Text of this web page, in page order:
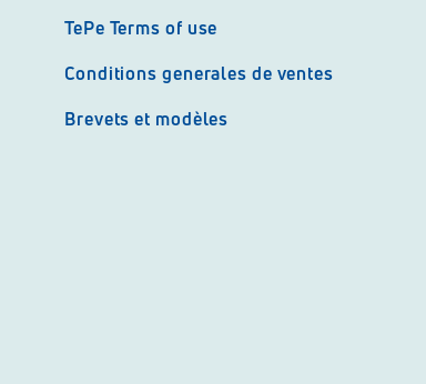
TePe Terms of use
Conditions generales de ventes
Brevets et modèles